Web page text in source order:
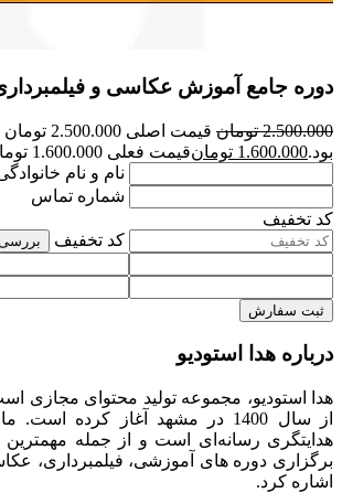
دوره جامع آموزش عکاسی و فیلمبرداری
2.500.000 تومان
قیمت اصلی 2.500.000 تومان
بود.1.600.000 تومانقیمت فعلی 1.600.000 تومان است.
نام و نام
شماره تماس
کد تخفیف
کد تخفیف
بررسی
ثبت سفارش
درباره هدا استودیو
هدا استودیو، مجموعه تولید محتوای مجازی
از سال 1400 در مشهد آغاز کرده
هدایتگری رسانه‌ای است و از جمله
برگزاری دوره های آموزشی، فیلمبرداری،
اشاره کرد.